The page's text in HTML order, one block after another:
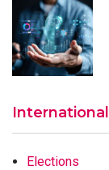
International
Elections